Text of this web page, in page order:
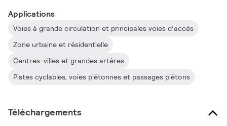
Applications
Voies à grande circulation et principales voies d’accès
Zone urbaine et résidentielle
Centres-villes et grandes artères
Pistes cyclables, voies piétonnes et passages piétons
Téléchargements